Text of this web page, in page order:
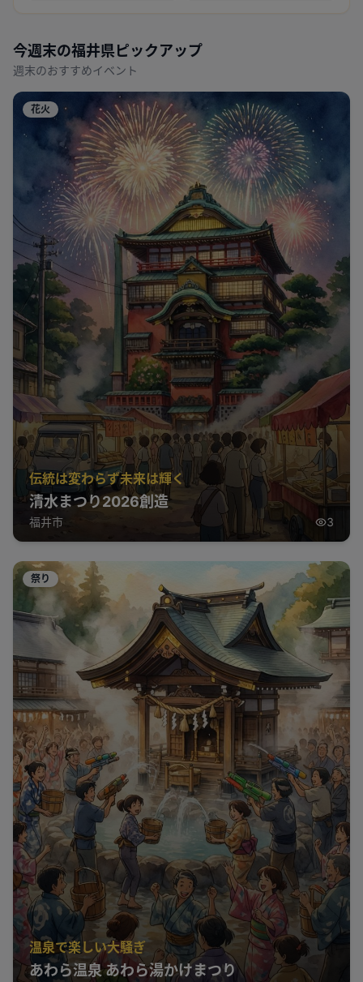
今週末の福井県 ピックアップ
週末のおすすめイベント
花火
伝統は変わらず未来は輝く
清水まつり2026創造
福井市 3
祭り
温泉で楽しい大騒ぎ
あわら温泉 あわら湯かけまつり